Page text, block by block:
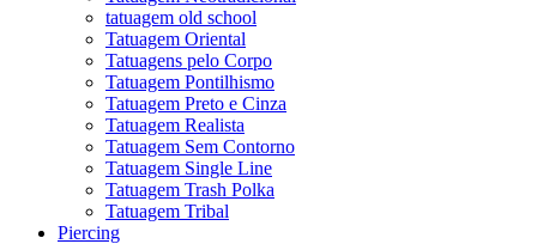
tatuagem old school
Tatuagem Oriental
Tatuagens pelo Corpo
Tatuagem Pontilhismo
Tatuagem Preto e Cinza
Tatuagem Realista
Tatuagem Sem Contorno
Tatuagem Single Line
Tatuagem Trash Polka
Tatuagem Tribal
Piercing